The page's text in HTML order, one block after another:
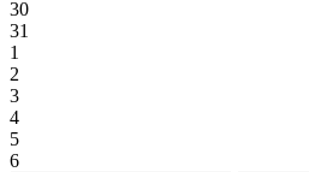
30
31
1
2
3
4
5
6